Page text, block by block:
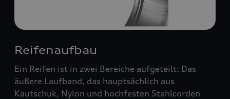
Reifenaufbau
Ein Reifen ist in zwei Bereiche aufgeteilt: Das
äußere Laufband, das hauptsächlich aus
Kautschuk, Nylon und hochfesten Stahlcorden